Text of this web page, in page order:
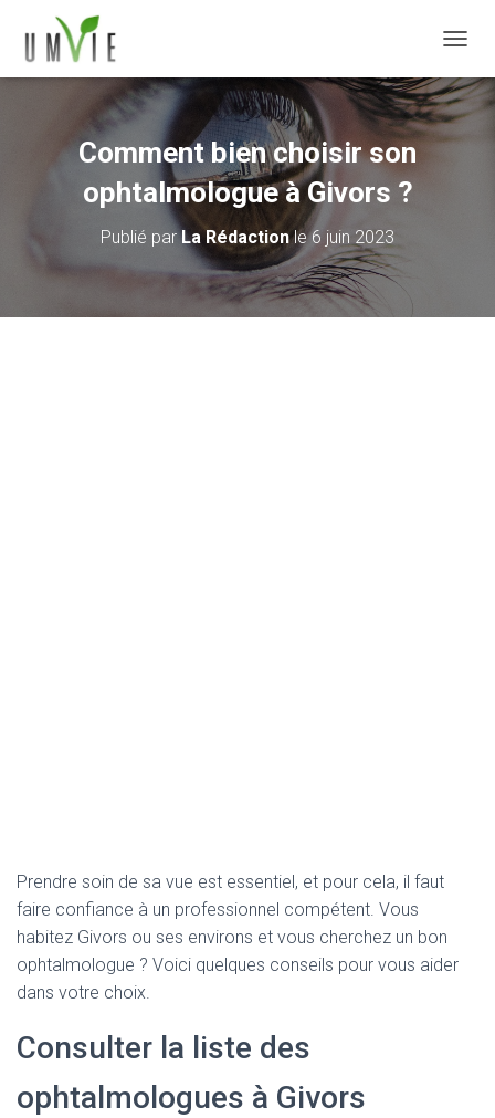
Comment bien choisir son
ophtalmologue à Givors ?
Publié parLa Rédactionle6 juin 2023
Prendre soin de sa vue est essentiel, et pour cela, il faut
faire confiance à un professionnel compétent. Vous
habitez Givors ou ses environs et vous cherchez un bon
ophtalmologue ? Voici quelques conseils pour vous aider
dans votre choix.
Consulter la liste des
ophtalmologues à Givors